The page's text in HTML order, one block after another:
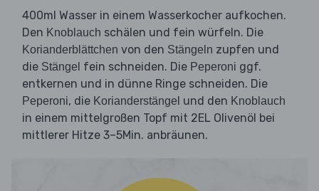
400ml Wasser in einem Wasserkocher aufkochen.
Den Knoblauch schälen und fein würfeln. Die
Korianderblättchen von den Stängeln zupfen und
die Stängel fein schneiden. Die Peperoni ggf.
entkernen und in dünne Ringe schneiden. Die
Peperoni, die Korianderstängel und den Knoblauch
in einem mittelgroßen Topf mit 2EL Olivenöl bei
mittlerer Hitze 3–5Min. anbräunen.